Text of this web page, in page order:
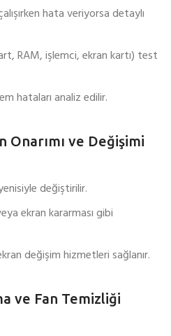
hata veriyorsa detaylı
RAM, işlemci, ekran kartı) test
hataları analiz edilir.
Onarımı ve Değişimi
değiştirilir.
ekran kararması gibi
değişim hizmetleri sağlanır.
ve Fan Temizliği